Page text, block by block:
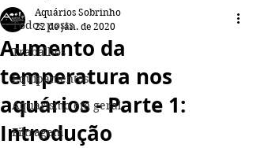
Todos posts
Trabalhos
Equipamentos
Aquarismo em geral
Filtragem
Aumento da
temperatura nos
aquários - Parte 1:
Introdução
Aquários Sobrinho
22 de jan. de 2020